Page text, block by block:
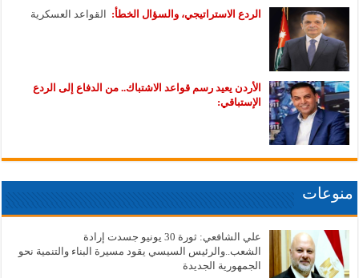
الردع الاستراتيجي، والسؤال الخطأ: القواعد العسكرية
الأردن يعيد رسم قواعد الاشتباك.. من الدفاع إلى الردع
الإستباقي:
منوعات
علي الشافعي: ثورة 30 يونيو جسدت إرادة
الشعب..والرئيس السيسي يقود مسيرة البناء والتنمية نحو
الجمهورية الجديدة